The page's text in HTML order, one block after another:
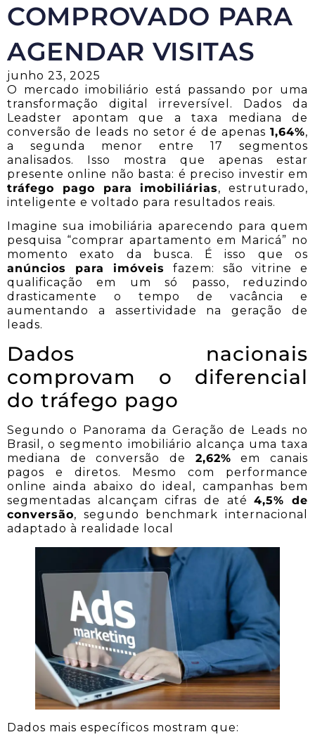
COMPROVADO PARA
AGENDAR VISITAS
junho 23, 2025
O mercado imobiliário está passando por uma
transformação digital irreversível. Dados da
Leadster apontam que a taxa mediana de
conversão de leads no setor é de apenas 1,64%,
a segunda menor entre 17 segmentos
analisados. Isso mostra que apenas estar
presente online não basta: é preciso investir em
tráfego pago para imobiliárias, estruturado,
inteligente e voltado para resultados reais.
Imagine sua imobiliária aparecendo para quem
pesquisa “comprar apartamento em Maricá” no
momento exato da busca. É isso que os
anúncios para imóveis
fazem: são vitrine e
qualificação em um só passo, reduzindo
drasticamente o tempo de vacância e
aumentando a assertividade na geração de
leads.
Dados nacionais
comprovam o diferencial
do tráfego pago
Segundo o Panorama da Geração de Leads no
Brasil, o segmento imobiliário alcança uma taxa
mediana de conversão de 2,62% em canais
pagos e diretos. Mesmo com performance
online ainda abaixo do ideal, campanhas bem
segmentadas alcançam cifras de até4,5% de
conversão, segundo benchmark internacional
adaptado à realidade local
Dados mais específicos mostram que: